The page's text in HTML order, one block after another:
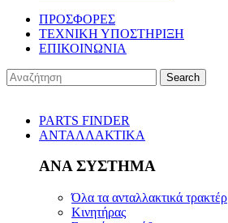
ΠΡΟΣΦΟΡΕΣ
ΤΕΧΝΙΚΗ ΥΠΟΣΤΗΡΙΞΗ
ΕΠΙΚΟΙΝΩΝΙΑ
Search
PARTS FINDER
ΑΝΤΑΛΛΑΚΤΙΚΑ
ΑΝΑ ΣΥΣΤΗΜΑ
Όλα τα ανταλλακτικά τρακτέρ
Κινητήρας